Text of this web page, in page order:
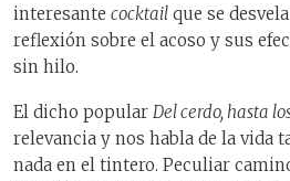
interesante cocktail que se
reflexión sobre el acoso y sus
sin hilo.
El dicho popular Del cerdo, hasta
relevancia y nos habla de la vida
nada en el tintero. Peculiar